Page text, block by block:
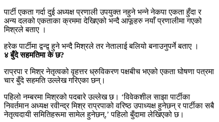
पार्टी एकता गर्दा दुई अध्यक्ष प्रणाली उपयुक्त नहुने भन्ने नेकपा एकता हुँदा र
अन्य दलको एकताका क्रममा देखिएको भन्दै आफूहरु नयाँ प्रणालीमा गएको
मिश्रले बताए ।
हरेक पार्टीमा द्वन्द्व हुने भन्दै मिश्रले तर नेतालाई बलियो बनाउनुपर्ने बताए ।
४ बुँदे सहमतिमा के छ?
राप्रपा र मिश्र नेतृत्वको वृहत्तर ध्रुविकरण पक्षबीच भएको एकता घोषणा पत्रमा
चार बुँदे सहमति उल्लेख गरिएका छन्।
पहिलो नम्बरमा मिश्रको पदबारे उल्लेख छ। ‘विवेकशील साझा पार्टीका
निवर्तमान अध्यक्ष रवीन्द्र मिश्र राप्रपाको वरिष्ठ उपाध्यक्ष हुनेछन् र पार्टीका सबै
नेतृत्वदायी समितिहरूमा सामेल हुनेछन्,’ पहिलो बुँदामा लेखिएको छ।